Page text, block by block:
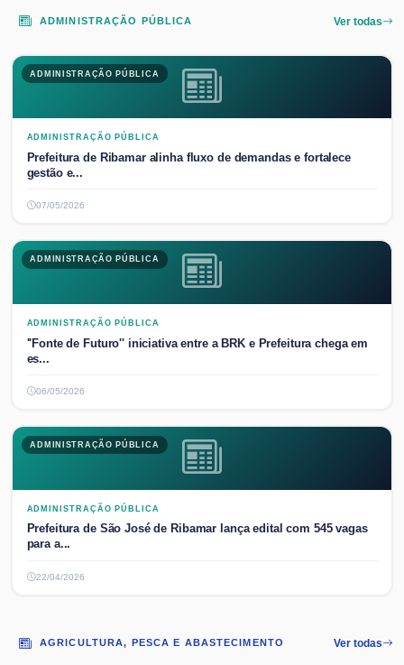
ADMINISTRAÇÃO PÚBLICA Ver todas
ADMINISTRAÇÃO PÚBLICA
ADMINISTRAÇÃO PÚBLICA
Prefeitura de Ribamar alinha fluxo de demandas e fortalece
gestão e...
07/05/2026
ADMINISTRAÇÃO PÚBLICA
ADMINISTRAÇÃO PÚBLICA
''Fonte de Futuro'' iniciativa entre a BRK e Prefeitura chega em
es...
06/05/2026
ADMINISTRAÇÃO PÚBLICA
ADMINISTRAÇÃO PÚBLICA
Prefeitura de São José de Ribamar lança edital com 545 vagas
para a...
22/04/2026
AGRICULTURA, PESCA E ABASTECIMENTO Ver todas